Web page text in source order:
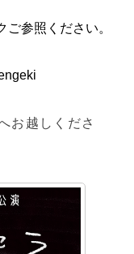
参照ください。
お越しくださ